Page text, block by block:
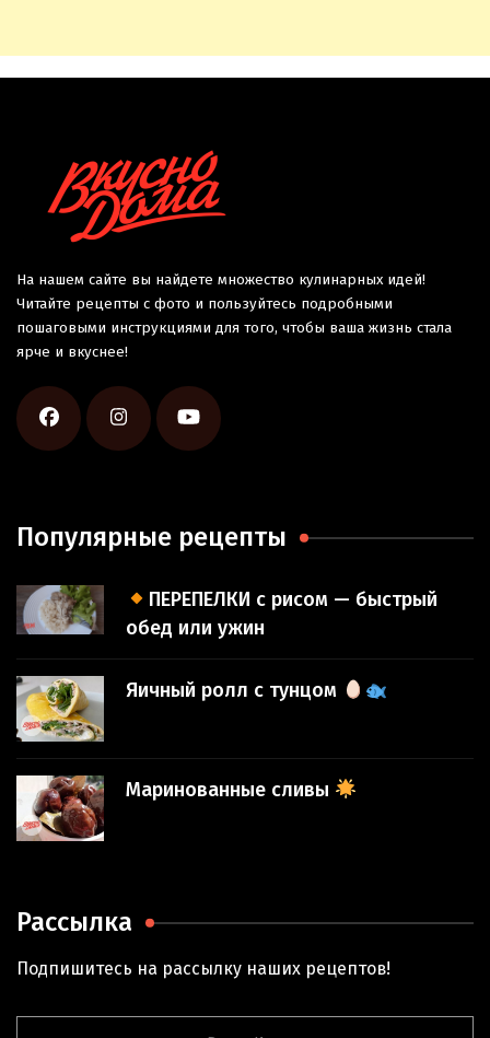
На нашем сайте вы найдете множество кулинарных идей!
Читайте рецепты с фото и пользуйтесь подробными
пошаговыми инструкциями для того, чтобы ваша жизнь стала
ярче и вкуснее!
Популярные рецепты
ПЕРЕПЕЛКИ с рисом — быстрый
обед или ужин
Яичный ролл с тунцом
Маринованные сливы
Рассылка
Подпишитесь на рассылку наших рецептов!